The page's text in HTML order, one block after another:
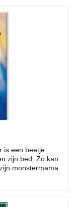
is een beetje
zijn bed. Zo kan
monstermama